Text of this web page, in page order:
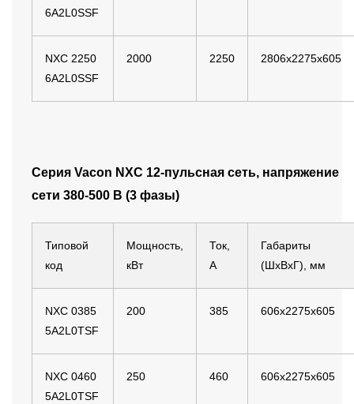
6A2L0SSF
NXC 2250
6A2L0SSF
2000 2250 2806x2275x605
Серия Vacon NXС 12-пульсная сеть, напряжение
сети 380-500 B (3 фазы)
Типовой
код
Мощность,
кВт
Ток,
А
Габариты
(ШхВхГ), мм
NXC 0385
5A2L0TSF
200 385 606x2275x605
NXC 0460
5A2L0TSF
250 460 606x2275x605